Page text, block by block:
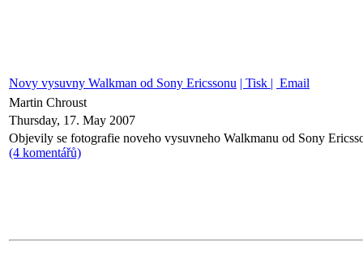
Novy vysuvny Walkman od Sony Ericssonu | Tisk | Email
Martin Chroust
Thursday, 17. May 2007
Objevily se fotografie noveho vysuvneho Walkmanu od Sony
(4 komentářů)